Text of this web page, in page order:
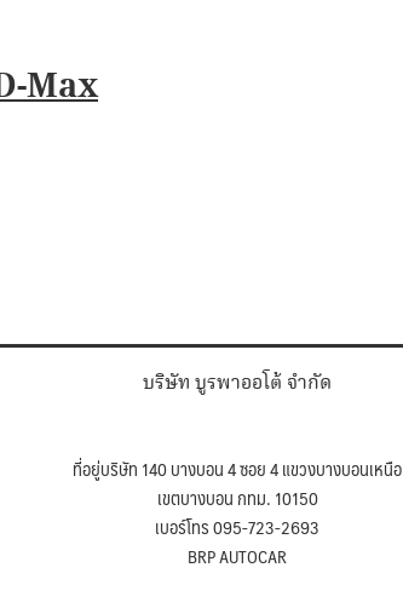
Max
บริษัท บูรพาออโต้ จำกัด
ที่อยู่บริษัท 140 บางบอน 4 ซอย 4 แขวงบางบอนเหนือ
เขตบางบอน กทม. 10150
เบอร์โทร 095-723-2693
BRP AUTOCAR